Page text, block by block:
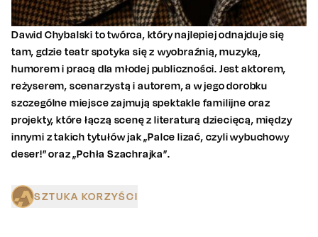
Dawid Chybalski to twórca, który najlepiej odnajduje się
tam, gdzie teatr spotyka się z wyobraźnią, muzyką,
humorem i pracą dla młodej publiczności. Jest aktorem,
reżyserem, scenarzystą i autorem, a w jego dorobku
szczególne miejsce zajmują spektakle familijne oraz
projekty, które łączą scenę z literaturą dziecięcą, między
innymi z takich tytułów jak „Palce lizać, czyli wybuchowy
deser!” oraz „Pchła Szachrajka”.
SZTUKA KORZYŚCI